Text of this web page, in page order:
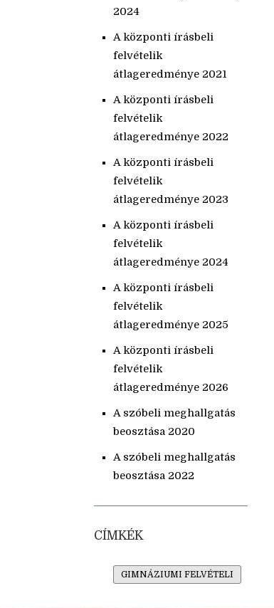
2024
A központi írásbeli
felvételik
átlageredménye 2021
A központi írásbeli
felvételik
átlageredménye 2022
A központi írásbeli
felvételik
átlageredménye 2023
A központi írásbeli
felvételik
átlageredménye 2024
A központi írásbeli
felvételik
átlageredménye 2025
A központi írásbeli
felvételik
átlageredménye 2026
A szóbeli meghallgatás
beosztása 2020
A szóbeli meghallgatás
beosztása 2022
CÍMKÉK
GIMNÁZIUMI FELVÉTELI